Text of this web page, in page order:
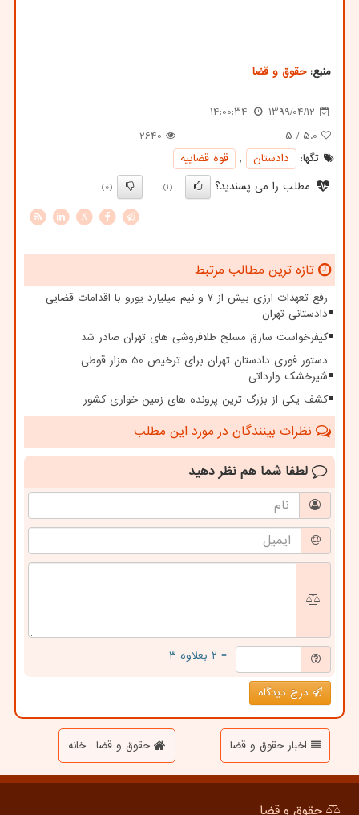
منبع:حقوق و قضا
1399/04/12
14:00:34
5.0 / ۵
2640
تگها:
دادستان ,
قوه قضاییه
مطلب را می پسندید؟
(1)
(0)
X
تازه ترین مطالب مرتبط
رفع تعهدات ارزی بیش از ۷ و نیم میلیارد یورو با اقدامات قضایی
دادستانی تهران
کیفرخواست سارق مسلح طلافروشی های تهران صادر شد
دستور فوری دادستان تهران برای ترخیص 50 هزار قوطی
شیرخشک وارداتی
کشف یکی از بزرگ ترین پرونده های زمین خواری کشور
نظرات بینندگان در مورد این مطلب
لطفا شما هم نظر دهید
= ۲ بعلاوه ۳
درج دیدگاه
اخبار حقوق و قضا حقوق و قضا : خانه
حقوق و قضا